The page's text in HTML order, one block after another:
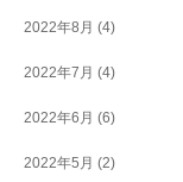
2022年8月 (4)
2022年7月 (4)
2022年6月 (6)
2022年5月 (2)